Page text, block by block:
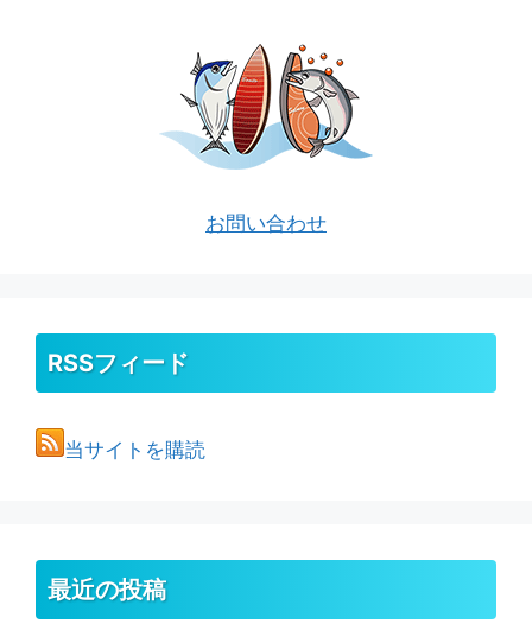
お問い合わせ
RSSフィード
当サイトを購読
最近の投稿